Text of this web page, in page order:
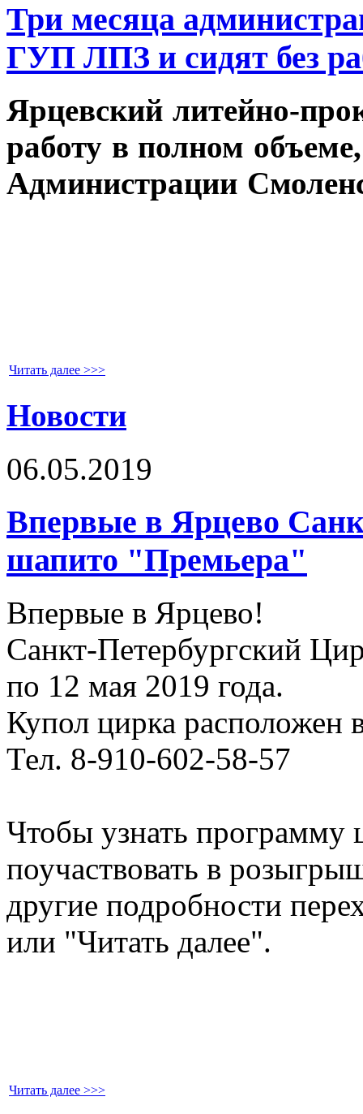
Три месяца
ГУП ЛПЗ и сидят без
Ярцевский литейно-
работу в полном
Администрации
Читать далее >>>
Новости
06.05.2019
Впервые в Ярцево
шапито "Премьера"
Впервые в Ярцево!
Санкт-Петербургский
по 12 мая 2019 года.
Купол цирка расположен
Тел. 8-910-602-58-57
Чтобы узнать программу
поучаствовать в
другие подробности
или "Читать далее".
Читать далее >>>